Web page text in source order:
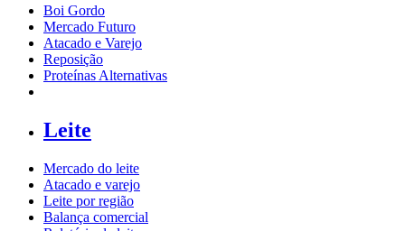
Boi Gordo
Mercado Futuro
Atacado e Varejo
Reposição
Proteínas Alternativas
Leite
Mercado do leite
Atacado e varejo
Leite por região
Balança comercial